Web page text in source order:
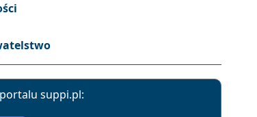
suppi.pl: